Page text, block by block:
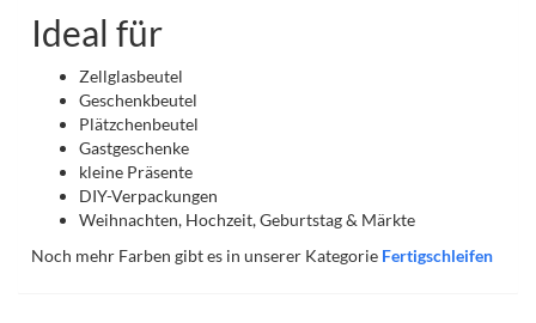
Ideal für
Zellglasbeutel
Geschenkbeutel
Plätzchenbeutel
Gastgeschenke
kleine Präsente
DIY-Verpackungen
Weihnachten, Hochzeit, Geburtstag & Märkte
Noch mehr Farben gibt es in unserer Kategorie Fertigschleifen